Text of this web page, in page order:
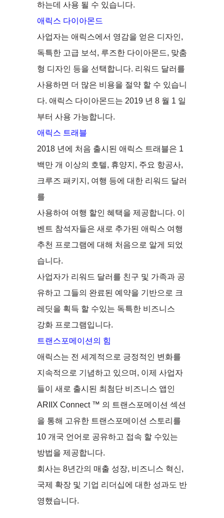
하는데 사용 될 수 있습니다.
애릭스 다이아몬드
사업자는 애릭스에서 영감을 얻은 디자인,
독특한 고급 보석, 루즈한 다이아몬드, 맞춤
형 디자인 등을 선택합니다. 리워드 달러를
사용하면 더 많은 비용을 절약 할 수 있습니
다. 애릭스 다이아몬드는 2019 년 8 월 1 일
부터 사용 가능합니다.
애릭스 트래블
2018 년에 처음 출시된 애릭스 트래블은 1
백만 개 이상의 호텔, 휴양지, 주요 항공사,
크루즈 패키지, 여행 등에 대한 리워드 달러
를
사용하여 여행 할인 혜택을 제공합니다. 이
벤트 참석자들은 새로 추가된 애릭스 여행
추천 프로그램에 대해 처음으로 알게 되었
습니다.
사업자가 리워드 달러를 친구 및 가족과 공
유하고 그들의 완료된 예약을 기반으로 크
레딧을 획득 할 수있는 독특한 비즈니스
강화 프로그램입니다.
트랜스포메이션의 힘
애릭스는 전 세계적으로 긍정적인 변화를
지속적으로 기념하고 있으며, 이제 사업자
들이 새로 출시된 최첨단 비즈니스 앱인
ARIIX Connect ™ 의 트랜스포메이션 섹션
을 통해 고유한 트랜스포메이션 스토리를
10 개국 언어로 공유하고 접속 할 수있는
방법을 제공합니다.
회사는 8년간의 매출 성장, 비즈니스 혁신,
국제 확장 및 기업 리더십에 대한 성과도 반
영했습니다.